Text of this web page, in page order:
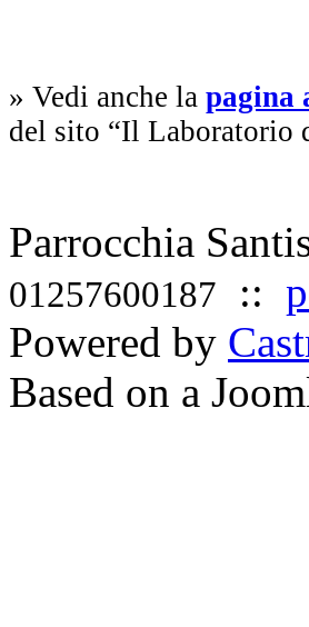
» Vedi anche la pagina
del sito “Il Laboratorio
Parrocchia
01257600187 ::
Powered by
Based on a